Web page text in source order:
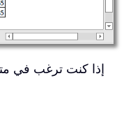
إذا كنت ترغب في